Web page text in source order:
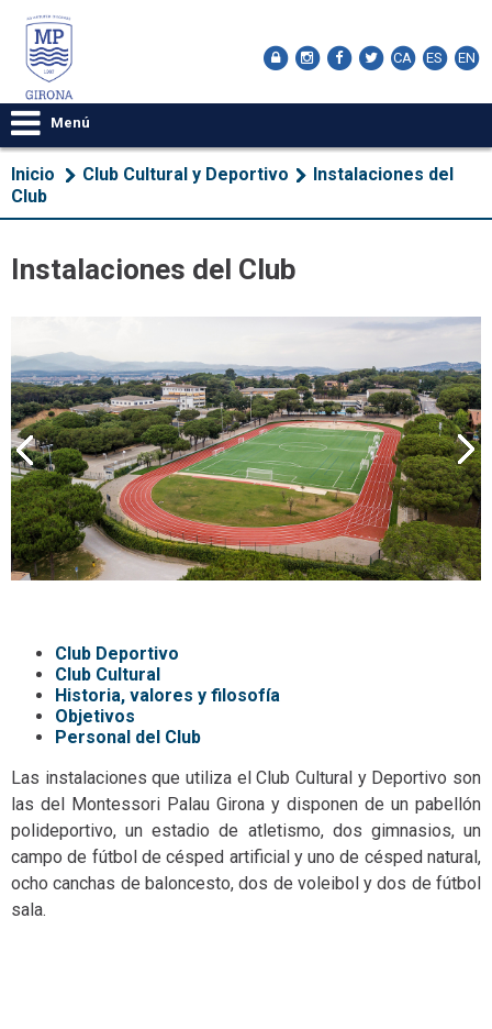
CA ES EN
Menú
Inicio Club Cultural y Deportivo
Instalaciones del
Club
Instalaciones del Club
Club Deportivo
Club Cultural
Historia, valores y filosofía
Objetivos
Personal del Club
Las instalaciones que utiliza el Club Cultural y Deportivo son
las del Montessori Palau Girona y disponen de un pabellón
polideportivo, un estadio de atletismo, dos gimnasios, un
campo de fútbol de césped artificial y uno de césped natural,
ocho canchas de baloncesto, dos de voleibol y dos de fútbol
sala.